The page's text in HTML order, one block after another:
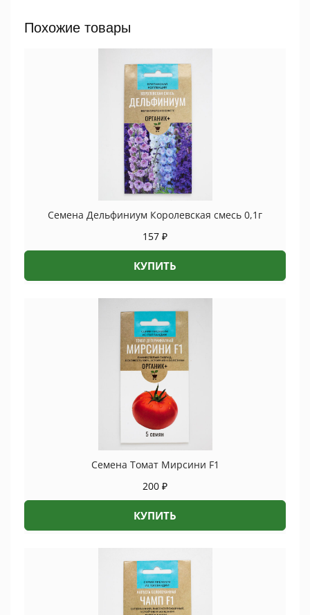
ПРОЦВЕТОК
quantity
Похожие товары
Семена Дельфиниум Королевская смесь 0,1г
157 ₽
КУПИТЬ
Семена Томат Мирсини F1
200 ₽
КУПИТЬ